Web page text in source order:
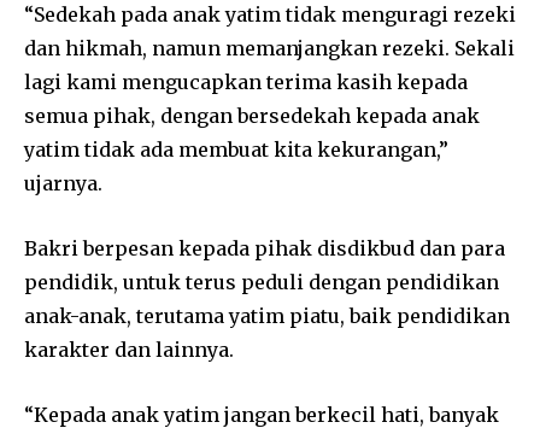
“Sedekah pada anak yatim tidak menguragi rezeki
dan hikmah, namun memanjangkan rezeki. Sekali
lagi kami mengucapkan terima kasih kepada
semua pihak, dengan bersedekah kepada anak
yatim tidak ada membuat kita kekurangan,”
ujarnya.
Bakri berpesan kepada pihak disdikbud dan para
pendidik, untuk terus peduli dengan pendidikan
anak-anak, terutama yatim piatu, baik pendidikan
karakter dan lainnya.
“Kepada anak yatim jangan berkecil hati, banyak